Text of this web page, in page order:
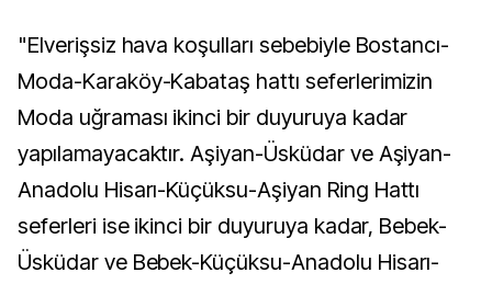
"Elverişsiz hava koşulları sebebiyle Bostancı-
Moda-Karaköy-Kabataş hattı seferlerimizin
Moda uğraması ikinci bir duyuruya kadar
yapılamayacaktır. Aşiyan-Üsküdar ve Aşiyan-
Anadolu Hisarı-Küçüksu-Aşiyan Ring Hattı
seferleri ise ikinci bir duyuruya kadar, Bebek-
Üsküdar ve Bebek-Küçüksu-Anadolu Hisarı-